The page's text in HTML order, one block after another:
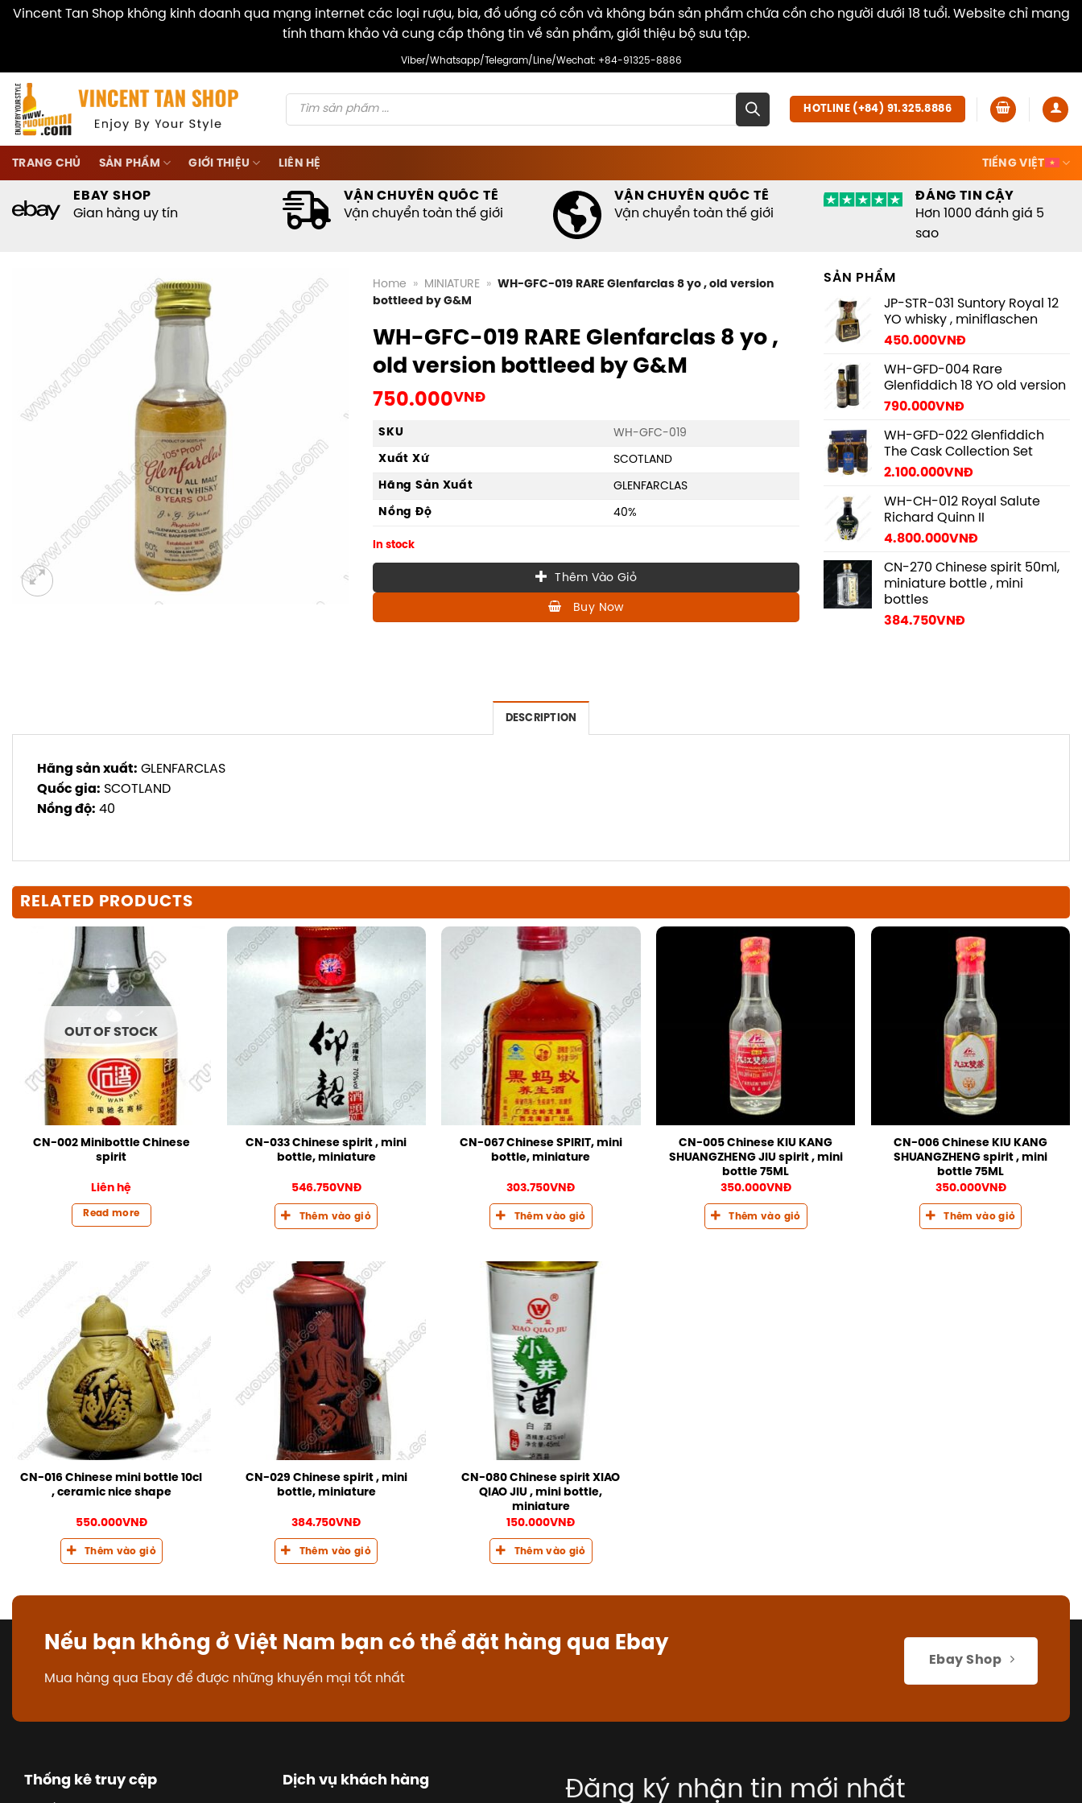
Vincent Tan Shop không kinh doanh qua mạng internet các loại rượu, bia, đồ uống có cồn và không bán sản phẩm chứa cồn cho người dưới 18 tuổi. Website chỉ mang
tính tham khảo và cung cấp thông tin về sản phẩm, giới thiệu bộ sưu tập.
content
Viber/Whatsapp/Telegram/Line/Wechat: +84-91325-8886
Products
search
HOTLINE (+84) 91.325.8886
TRANG CHỦ SẢN PHẨM GIỚI THIỆU LIÊN HỆ TIẾNG VIỆT
EBAY SHOP
Gian hàng uy tín
VẬN CHUYỂN QUỐC TẾ
Vận chuyển toàn thế giới
VẬN CHUYỂN QUỐC TẾ
Vận chuyển toàn thế giới
ĐÁNG TIN CẬY
Hơn 1000 đánh giá 5
sao
Home » MINIATURE » WH-GFC-019 RARE Glenfarclas 8 yo , old version
bottleed by G&M
WH-GFC-019 RARE Glenfarclas 8 yo ,
old version bottleed by G&M
750.000VNĐ
SKU
WH-GFC-019
Xuất Xứ
SCOTLAND
Hãng Sản Xuất
GLENFARCLAS
Nồng Độ
40%
In stock
Thêm Vào Giỏ
Buy Now
SẢN PHẨM
JP-STR-031 Suntory Royal 12
YO whisky , miniflaschen
450.000VNĐ
WH-GFD-004 Rare
Glenfiddich 18 YO old version
790.000VNĐ
WH-GFD-022 Glenfiddich
The Cask Collection Set
2.100.000VNĐ
WH-CH-012 Royal Salute
Richard Quinn II
4.800.000VNĐ
CN-270 Chinese spirit 50ml,
miniature bottle , mini
bottles
384.750VNĐ
DESCRIPTION
Hãng sản xuất: GLENFARCLAS
Quốc gia: SCOTLAND
Nồng độ: 40
RELATED PRODUCTS
OUT OF STOCK
CN-002 Minibottle Chinese
spirit
Liên hệ
Read more
CN-033 Chinese spirit , mini
bottle, miniature
546.750VNĐ
Thêm vào giỏ
CN-067 Chinese SPIRIT, mini
bottle, miniature
303.750VNĐ
Thêm vào giỏ
CN-005 Chinese KIU KANG
SHUANGZHENG JIU spirit , mini
bottle 75ML
350.000VNĐ
Thêm vào giỏ
CN-006 Chinese KIU KANG
SHUANGZHENG spirit , mini
bottle 75ML
350.000VNĐ
Thêm vào giỏ
CN-016 Chinese mini bottle 10cl
, ceramic nice shape
550.000VNĐ
Thêm vào giỏ
CN-029 Chinese spirit , mini
bottle, miniature
384.750VNĐ
Thêm vào giỏ
CN-080 Chinese spirit XIAO
QIAO JIU , mini bottle,
miniature
150.000VNĐ
Thêm vào giỏ
Nếu bạn không ở Việt Nam bạn có thể đặt hàng qua Ebay
Mua hàng qua Ebay để được những khuyến mại tốt nhất
Ebay Shop
Thống kê truy cập Dịch vụ khách hàng Đăng ký nhận tin mới nhất